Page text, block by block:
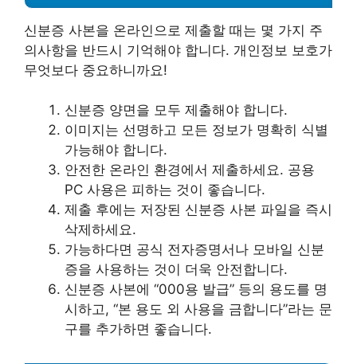
신분증 사본을 온라인으로 제출할 때는 몇 가지 주
의사항을 반드시 기억해야 합니다. 개인정보 보호가
무엇보다 중요하니까요!
신분증 양면을 모두 제출해야 합니다.
이미지는 선명하고 모든 정보가 명확히 식별
가능해야 합니다.
안전한 온라인 환경에서 제출하세요. 공용
PC 사용은 피하는 것이 좋습니다.
제출 후에는 저장된 신분증 사본 파일을 즉시
삭제하세요.
가능하다면 공식 전자증명서나 모바일 신분
증을 사용하는 것이 더욱 안전합니다.
신분증 사본에 “000용 발급” 등의 용도를 명
시하고, “본 용도 외 사용을 금합니다”라는 문
구를 추가하면 좋습니다.